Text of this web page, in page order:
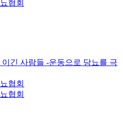
협회
긴 사람들 -운동으로 당뇨를 극
협회
협회